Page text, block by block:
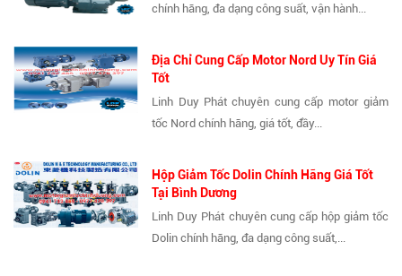
chính hãng, đa dạng công suất, vận hành...
Địa Chỉ Cung Cấp Motor Nord Uy Tín Giá
Tốt
Linh Duy Phát chuyên cung cấp motor giảm
tốc Nord chính hãng, giá tốt, đầy...
Hộp Giảm Tốc Dolin Chính Hãng Giá Tốt
Tại Bình Dương
Linh Duy Phát chuyên cung cấp hộp giảm tốc
Dolin chính hãng, đa dạng công suất,...